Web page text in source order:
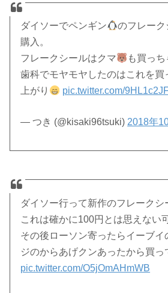
ダイソーでペンギン
のフレーク
購入。
フレークシールはクマ
も買っち
歯科でモヤモヤしたのはこれを買
上がり
pic.twitter.com/
— つき (@kisaki96tsuki)2018年
ダイソー行って新作のフレーク
これは確かに100円とは思えない
その後ローソン寄ったらイーブイ
ジのからあげクンあったから買っ
pic.twitter.com/O5jOmAHmWB